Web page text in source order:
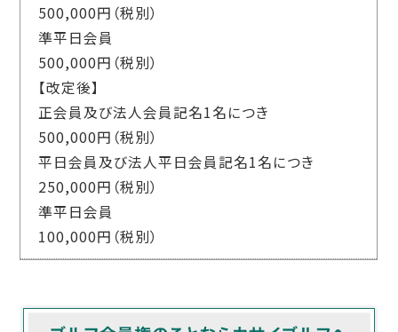
500,000円（税別）
準平日会員
500,000円（税別）
【改定後】
正会員及び法人会員記名1名につき
500,000円（税別）
平日会員及び法人平日会員記名1名につき
250,000円（税別）
準平日会員
100,000円（税別）